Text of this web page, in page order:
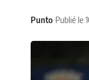
Punto Publié le